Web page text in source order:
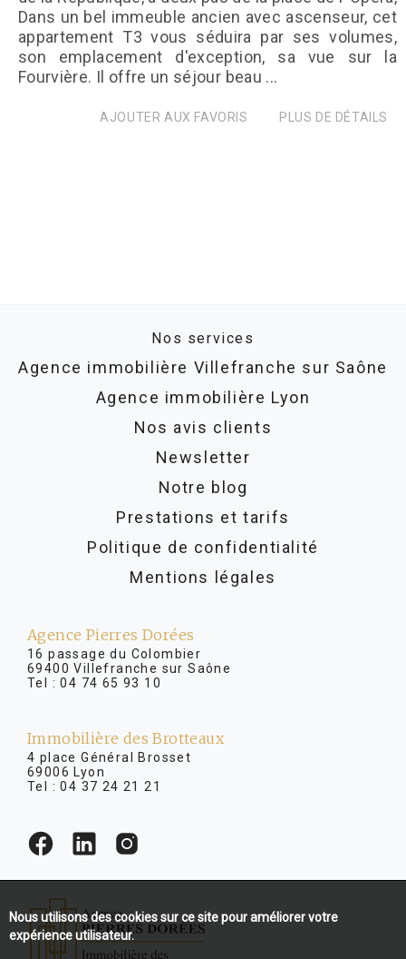
Dans un bel immeuble ancien avec ascenseur, cet
appartement T3 vous séduira par ses volumes,
son emplacement d'exception, sa vue sur la
Fourvière. Il offre un séjour beau ...
AJOUTER AUX FAVORIS PLUS DE DÉTAILS
Nos services
Agence immobilière Villefranche sur Saône
Agence immobilière Lyon
Nos avis clients
Newsletter
Notre blog
Prestations et tarifs
Politique de confidentialité
Mentions légales
Agence Pierres Dorées
16 passage du Colombier
69400 Villefranche sur Saône
Tel :04 74 65 93 10
Immobilière des Brotteaux
4 place Général Brosset
69006 Lyon
Tel :04 37 24 21 21
Nous utilisons des cookies sur ce site pour améliorer votre
expérience utilisateur.